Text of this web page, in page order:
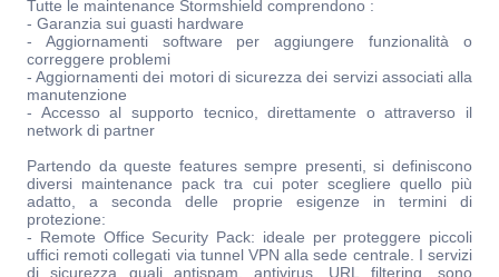
Tutte le maintenance Stormshield comprendono :
- Garanzia sui guasti hardware
- Aggiornamenti software per aggiungere funzionalità o
correggere problemi
- Aggiornamenti dei motori di sicurezza dei servizi associati alla
manutenzione
- Accesso al supporto tecnico, direttamente o attraverso il
network di partner
Partendo da queste features sempre presenti, si definiscono
diversi maintenance pack tra cui poter scegliere quello più
adatto, a seconda delle proprie esigenze in termini di
protezione:
- Remote Office Security Pack: ideale per proteggere piccoli
uffici remoti collegati via tunnel VPN alla sede centrale. I servizi
di sicurezza quali antispam, antivirus, URL filtering, sono